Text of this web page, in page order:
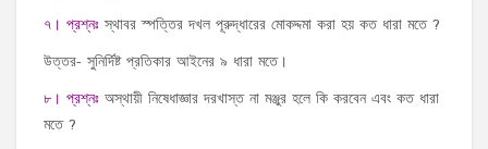
৭। প্রশ্নঃ স্থাবর স্পত্তির দখল পূরুদ্ধারের মোকদ্দমা করা হয় কত ধারা মতে ?
উত্তর- সুনির্দিষ্ট প্রতিকার আইনের ৯ ধারা মতে।
৮। প্রশ্নঃ অস্থায়ী নিষেধাজ্ঞার দরখাস্ত না মঞ্জুর হলে কি করবেন এবং কত ধারা
মতে ?